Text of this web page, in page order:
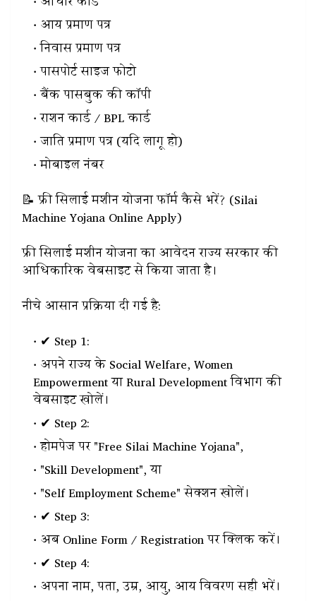
आय प्रमाण पत्र
निवास प्रमाण पत्र
पासपोर्ट साइज फोटो
बैंक पासबुक की कॉपी
राशन कार्ड / BPL कार्ड
जाति प्रमाण पत्र (यदि लागू हो)
मोबाइल नंबर
📝 फ्री सिलाई मशीन योजना फॉर्म कैसे भरें? (Silai
Machine Yojana Online Apply)
फ्री सिलाई मशीन योजना का आवेदन राज्य सरकार की
आधिकारिक वेबसाइट से किया जाता है।
नीचे आसान प्रक्रिया दी गई है:
✔ Step 1:
अपने राज्य के Social Welfare, Women
Empowerment या Rural Development विभाग की
वेबसाइट खोलें।
✔ Step 2:
होमपेज पर "Free Silai Machine Yojana",
"Skill Development", या
"Self Employment Scheme" सेक्शन खोलें।
✔ Step 3:
अब Online Form / Registration पर क्लिक करें।
✔ Step 4:
अपना नाम, पता, उम्र, आयु, आय विवरण सही भरें।